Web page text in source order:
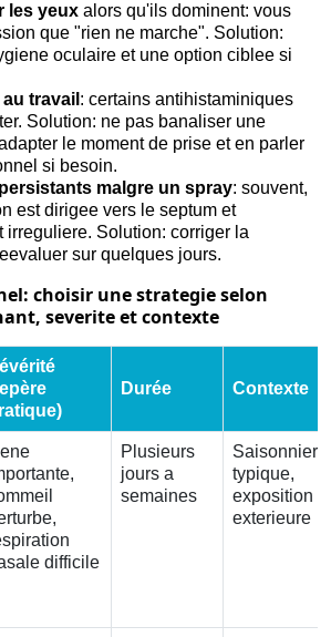
les yeux alors qu'ils dominent: vous
que "rien ne marche". Solution:
oculaire et une option ciblee si
travail : certains antihistaminiques
Solution: ne pas banaliser une
le moment de prise et en parler
si besoin.
malgre un spray: souvent,
est dirigee vers le septum et
irreguliere. Solution: corriger la
sur quelques jours.
choisir une strategie selon
severite et contexte
Durée Contexte
difficile
Plusieurs
jours a
semaines
Saisonnier
typique,
exposition
exterieure